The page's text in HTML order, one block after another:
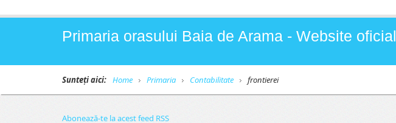
Primaria orasului Baia de Arama - Website oficial
Sunteți aici: Home Primaria Contabilitate frontierei
Abonează-te la acest feed RSS